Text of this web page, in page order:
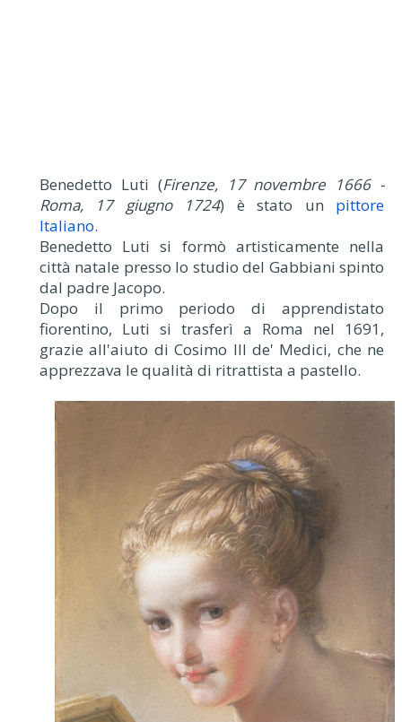
Benedetto Luti (Firenze, 17 novembre 1666 -
Roma, 17 giugno 1724) è stato un pittore
Italiano.
Benedetto Luti si formò artisticamente nella
città natale presso lo studio del Gabbiani spinto
dal padre Jacopo.
Dopo il primo periodo di apprendistato
fiorentino, Luti si trasferì a Roma nel 1691,
grazie all'aiuto di Cosimo III de' Medici, che ne
apprezzava le qualità di ritrattista a pastello.